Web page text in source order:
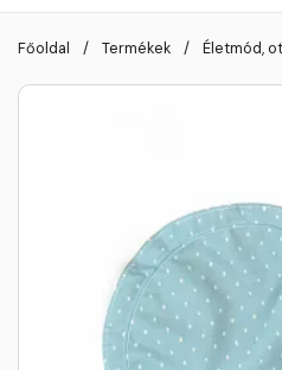
Főoldal / Termékek / Életmód,